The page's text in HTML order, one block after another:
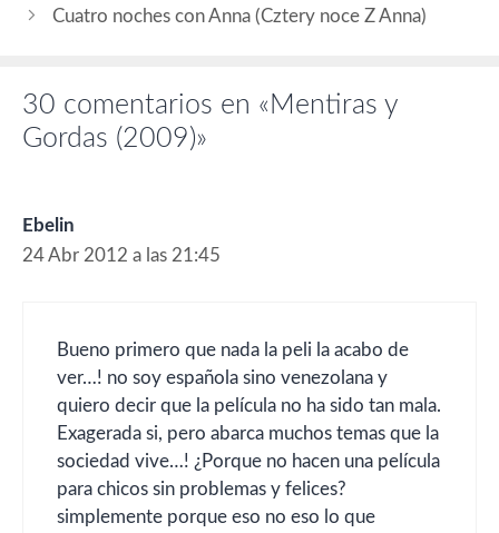
Albacete, David Menkes y
Cuatro noches con Anna (Cztery noce Z Anna)
30 comentarios en «Mentiras y
Gordas (2009)»
Ebelin
24 Abr 2012 a las 21:45
Bueno primero que nada la peli la acabo de
ver…! no soy española sino venezolana y
quiero decir que la película no ha sido tan mala.
Exagerada si, pero abarca muchos temas que la
sociedad vive…! ¿Porque no hacen una película
para chicos sin problemas y felices?
simplemente porque eso no eso lo que